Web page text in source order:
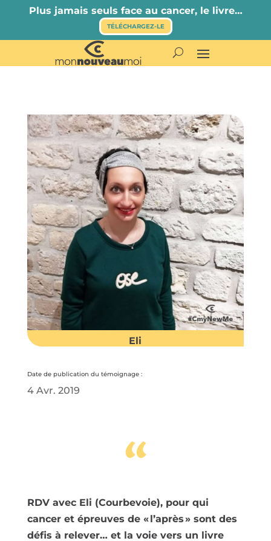
Plus jamais seuls face au cancer, le livre…
TÉLÉCHARGEZ-LE
Eli
Date de publication du témoignage :
4 Avr. 2019
“
RDV avec Eli (Courbevoie), pour qui
cancer et épreuves de « l’après » sont des
défis à relever… et la voie vers un livre